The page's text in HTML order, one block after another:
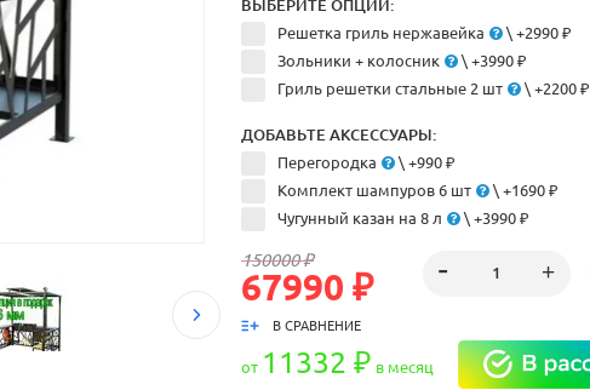
ВЫБЕРИТЕ ОПЦИИ:
Решетка гриль нержавейка
\ +2990 ₽
Зольники + колосник
\ +3990 ₽
Гриль решетки стальные 2 шт
\ +2200 ₽
ДОБАВЬТЕ АКСЕССУАРЫ:
Перегородка
\ +990 ₽
Комплект шампуров 6 шт
\ +1690 ₽
Чугунный казан на 8 л
\ +3990 ₽
150000 ₽
67990 ₽
В СРАВНЕНИЕ
от 11332 ₽ в месяц